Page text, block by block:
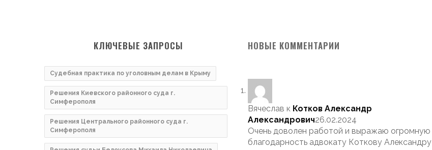
КЛЮЧЕВЫЕ ЗАПРОСЫ
Судебная практика по уголовным делам в Крыму
Решения Киевского районного суда г.
Симферополя
Решения Центрального районного суда г.
Симферополя
НОВЫЕ КОММЕНТАРИИ
Вячеслав к Котков Александр
Александрович26.02.2024
Очень доволен работой и выражаю огромную
благодарность адвокату Коткову Александру